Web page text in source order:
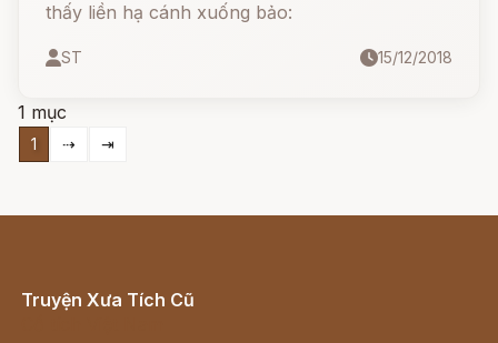
thấy liền hạ cánh xuống bảo:
ST 15/12/2018
1 mục
1 ⇢ ⇥
Truyện Xưa Tích Cũ